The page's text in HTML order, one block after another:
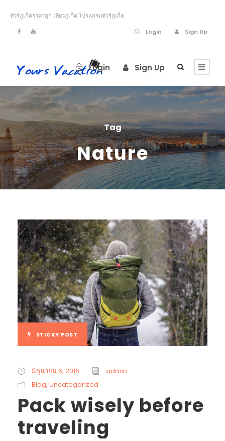
ทัวร์ภูเก็ตราคาถูก เที่ยวภูเก็ต โปรแกรมทัวร์ภูเก็ต
Login
Sign Up
Login Sign Up
Tag
Nature
STICKY POST
มิถุนายน 6, 2016
admin
Blog, Uncategorized
Pack wisely before
traveling